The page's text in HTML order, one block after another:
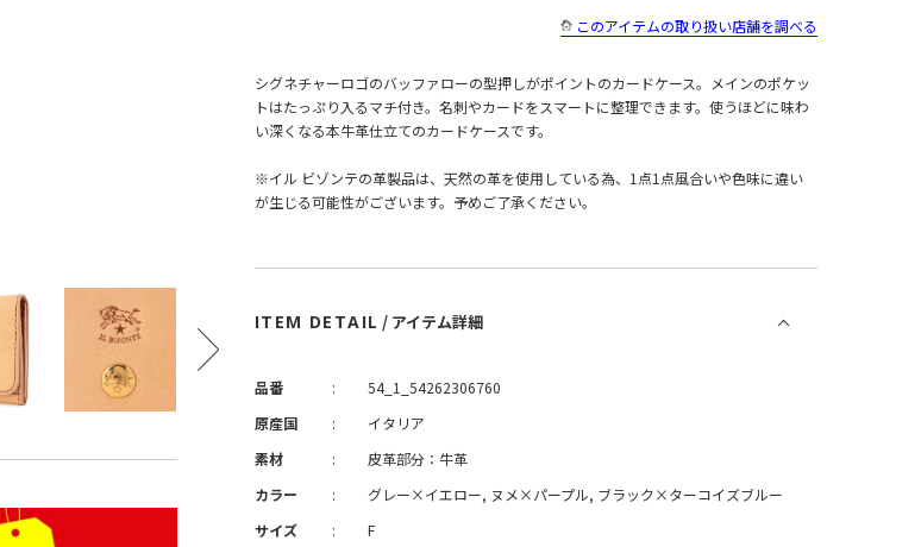
このアイテムの取り扱い店舗を調べる
シグネチャーロゴのバッファローの型押しがポイントのカードケース。メインのポケッ
トはたっぷり入るマチ付き。名刺やカードをスマートに整理できます。使うほどに味わ
い深くなる本牛革仕立てのカードケースです。
※イル ビゾンテの革製品は、天然の革を使用している為、1点1点風合いや色味に違い
が生じる可能性がございます。予めご了承ください。
ITEM DETAIL / アイテム詳細
品番 :
54_1_54262306760
原産国
:
イタリア
素材
:
皮革部分：牛革
カラー
:
グレー×イエロー, ヌメ×パープル, ブラック×ターコイズブルー
サイズ
:
F